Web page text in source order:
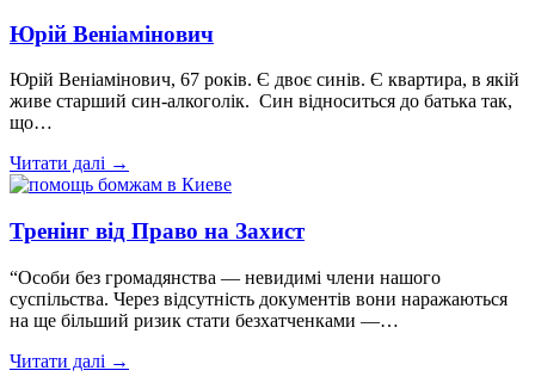
Юрій Веніамінович
Юрій Веніамінович, 67 років. Є двоє синів. Є квартира, в якій
живе старший син-алкоголік. Син відноситься до батька так,
що…
Читати далі →
Тренінг від Право на Захист
“Особи без громадянства — невидимі члени нашого
суспільства. Через відсутність документів вони наражаються
на ще більший ризик стати безхатченками —…
Читати далі →